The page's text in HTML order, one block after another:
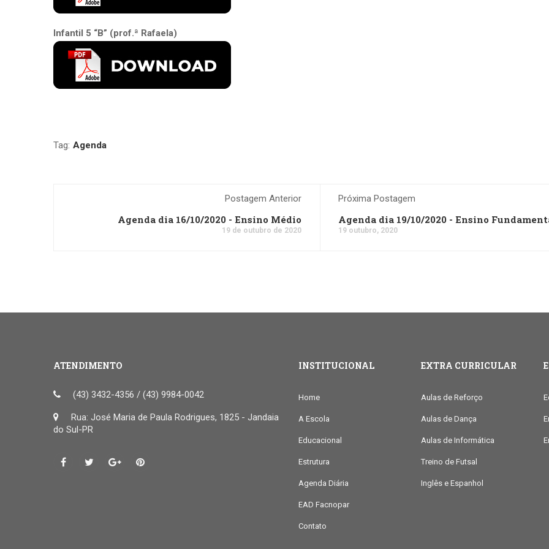
Infantil 5 “B” (prof.ª Rafaela)
Tag: Agenda
Postagem Anterior
Agenda dia 16/10/2020 - Ensino Médio
19 de outubro de 2020
Próxima Postagem
Agenda dia 19/10/2020 - Ensino
19 outubro, 2020
ATENDIMENTO
(43) 3432-4356 / (43) 9984-0042
Rua: José Maria de Paula Rodrigues, 1825 - Jandaia
do Sul-PR
INSTITUCIONAL
Home
A Escola
Educacional
Estrutura
Agenda Diária
EAD Facnopar
Contato
EXTRA CURRICULAR
Aulas de Reforço
Aulas de Dança
Aulas de Informática
Treino de Futsal
Inglês e Espanhol